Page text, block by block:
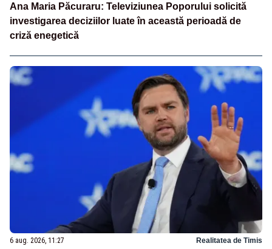
Ana Maria Păcuraru: Televiziunea Poporului solicită
investigarea deciziilor luate în această perioadă de
criză enegetică
6 aug. 2026, 11:27 Realitatea de Timis